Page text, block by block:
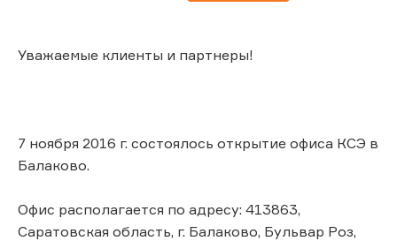
Уважаемые клиенты и партнеры!
7 ноября 2016 г. состоялось открытие офиса КСЭ в
Балаково.
Офис располагается по адресу: 413863,
Саратовская область, г. Балаково, Бульвар Роз,